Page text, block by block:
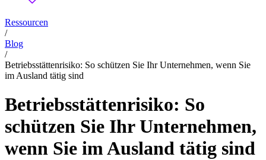
Ressourcen
/
Blog
/
Betriebsstättenrisiko: So schützen Sie Ihr Unternehmen, wenn Sie
im Ausland tätig sind
Betriebsstättenrisiko: So
schützen Sie Ihr Unternehmen,
wenn Sie im Ausland tätig sind